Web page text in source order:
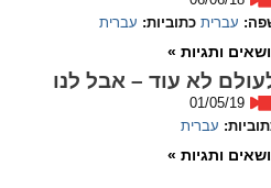
brightness_low
ניגודיות כהה
עברית כתוביות: עברית
ותגיות »
לא עוד – אבל לנו
01/05/19
עברית
ותגיות »